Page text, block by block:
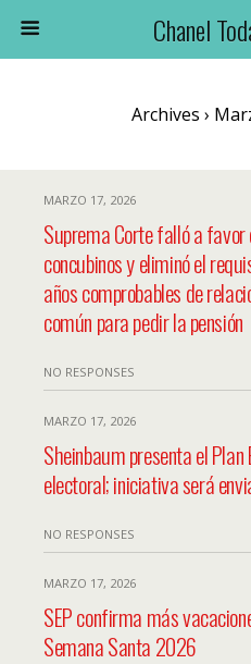
Chanel
Archives ›
MARZO 17, 2026
Suprema Corte falló a favor
concubinos y eliminó el
años comprobables de
común para pedir la pensión
NO RESPONSES
MARZO 17, 2026
Sheinbaum presenta el
electoral; iniciativa será
NO RESPONSES
MARZO 17, 2026
SEP confirma más
Semana Santa 2026